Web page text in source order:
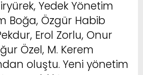
Yedek Yönetim
Boğa, Özgür Habib
Erol Zorlu, Onur
Özel, M. Kerem
oluştu. Yeni yönetim